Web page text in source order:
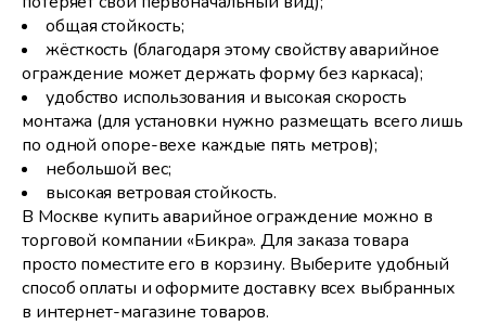
общая стойкость;
жёсткость (благодаря этому свойству аварийное
ограждение может держать форму без каркаса);
удобство использования и высокая скорость
монтажа (для установки нужно размещать всего лишь
по одной опоре-вехе каждые пять метров);
небольшой вес;
высокая ветровая стойкость.
В Москве купить аварийное ограждение можно в
торговой компании «Бикра». Для заказа товара
просто поместите его в корзину. Выберите удобный
способ оплаты и оформите доставку всех выбранных
в интернет-магазине товаров.